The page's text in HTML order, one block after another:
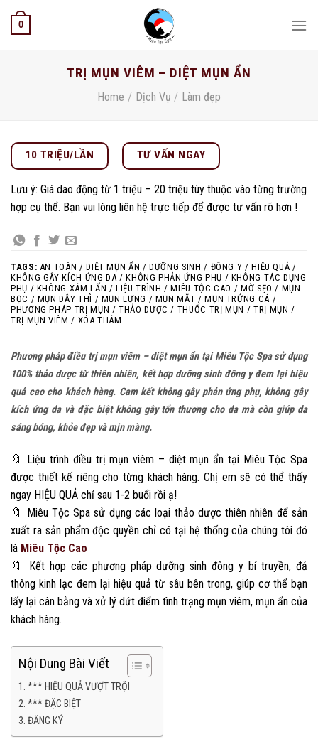
Skip
0
TRỊ MỤN VIÊM – DIỆT MỤN ẨN
Home / Dịch Vụ / Làm đẹp
10 TRIỆU/LẦN TƯ VẤN NGAY
Lưu ý: Giá dao động từ 1 triệu – 20 triệu tùy thuộc vào từng trường
hợp cụ thể. Bạn vui lòng liên hệ trực tiếp để được tư vấn rõ hơn !
TAGS: AN TOÀN / DIỆT MỤN ẨN / DƯỠNG SINH / ĐÔNG Y / HIỆU QUẢ /
KHÔNG GÂY KÍCH ỨNG DA / KHÔNG PHẢN ỨNG PHỤ / KHÔNG TÁC DỤNG
PHỤ / KHÔNG XÂM LẤN / LIỆU TRÌNH / MIÊU TỘC CAO / MỜ SẸO / MỤN
BỌC / MỤN DẬY THÌ / MỤN LƯNG / MỤN MẶT / MỤN TRỨNG CÁ /
PHƯƠNG PHÁP TRỊ MỤN / THẢO DƯỢC / THUỐC TRỊ MỤN / TRỊ MỤN /
TRỊ MỤN VIÊM / XÓA THÂM
Phương pháp điều trị mụn viêm – diệt mụn ẩn tại Miêu Tộc Spa sử dụng
100% thảo dược từ thiên nhiên, kết hợp dưỡng sinh đông y đem lại hiệu
quả cao cho khách hàng. Cam kết không gây phản ứng phụ, không gây
kích ứng da và đặc biệt không gây tổn thương cho da mà còn giúp da
sáng bóng, khỏe đẹp và mịn màng.
🔖 Liệu trình điều trị mụn viêm – diệt mụn ẩn tại Miêu Tộc Spa
được thiết kế riêng cho từng khách hàng. Chị em sẽ có thể thấy
ngay HIỆU QUẢ chỉ sau 1-2 buổi rồi ạ!
🔖 Miêu Tộc Spa sử dụng các loại thảo dược thiên nhiên để sản
xuất ra sản phẩm độc quyền chỉ có tại hệ thống của chúng tôi đó
là Miêu Tộc Cao
🔖 Kết hợp các phương pháp dưỡng sinh đông y bí truyền, đả
thông kinh lạc đem lại hiệu quả từ sâu bên trong, giúp cơ thể bạn
lấy lại cân bằng và xử lý dứt điểm tình trạng mụn viêm, mụn ẩn của
khách hàng.
Nội Dung Bài Viết
*** HIỆU QUẢ VƯỢT TRỘI
*** ĐẶC BIỆT
ĐĂNG KÝ